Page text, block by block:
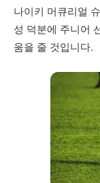
나이키 머큐리얼
성 덕분에 주니어
움을 줄 것입니다.